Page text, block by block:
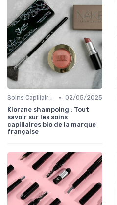
Soins Capillaires Bio • 02/05/2025
Klorane shampoing : Tout
savoir sur les soins
capillaires bio de la marque
française